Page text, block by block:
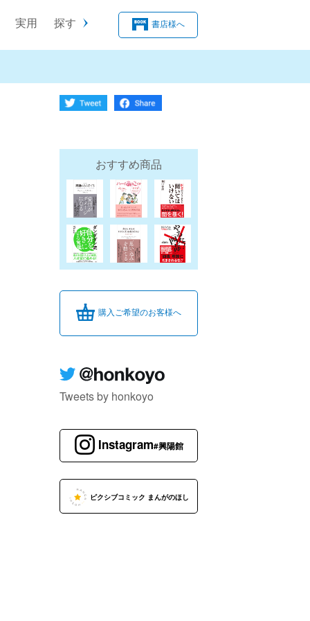
実用 探す 書店様へ
おすすめ商品
購入ご希望のお客様へ
Tweets by honkoyo
Instagram#興陽館
ピクシブコミック まんがのほし